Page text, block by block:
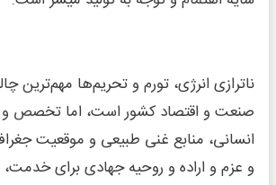
ناترازی انرژی، تورم و تحریم‌ها
صنعت و اقتصاد کشور است، اما تخصص و
انسانی، منابع غنی طبیعی و موقعیت
و عزم و اراده و روحیه جهادی برای